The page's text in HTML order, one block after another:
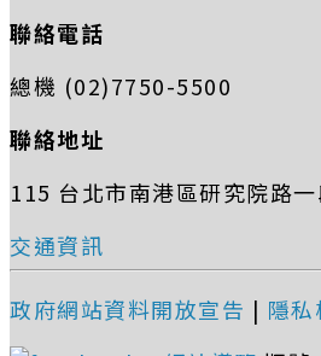
聯絡電話
總機 (02)7750-5500
聯絡地址
115 台北市南港區研究院路
交通資訊
政府網站資料開放宣告 | 隱